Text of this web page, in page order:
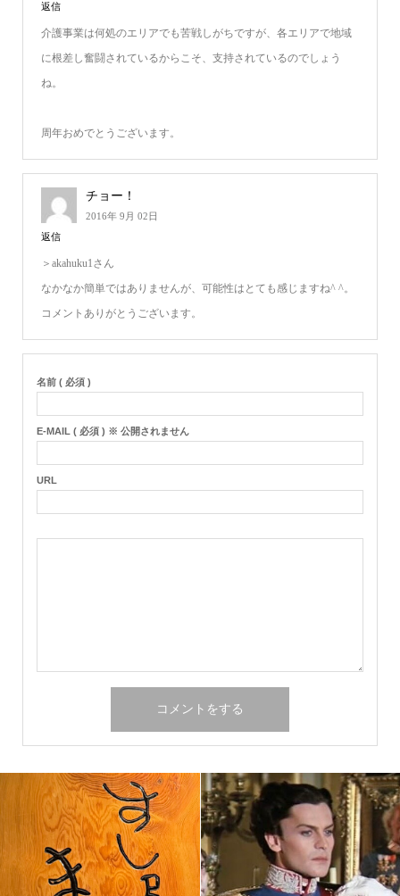
返信
介護事業は何処のエリアでも苦戦しがちですが、各エリアで地域
に根差し奮闘されているからこそ、支持されているのでしょう
ね。
周年おめでとうございます。
チョー！
2016年 9月 02日
返信
＞akahuku1さん
なかなか簡単ではありませんが、可能性はとても感じますね^ ^。
コメントありがとうございます。
名前 ( 必須 )
E-MAIL ( 必須 ) ※ 公開されません
URL